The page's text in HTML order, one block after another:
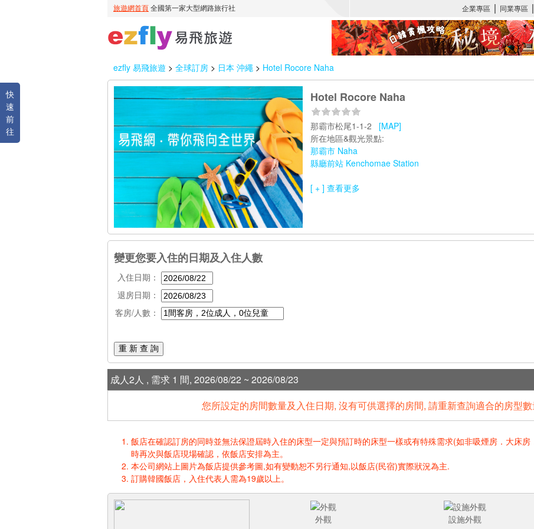
ezfly 易飛旅遊 > 全球訂房 > 日本 沖繩 > Hotel Rocore Naha
快
速
前
往
Hotel Rocore Naha
那霸市松尾1-1-2 [MAP]
所在地區&觀光景點:
那霸市 Naha
縣廳前站 Kenchomae Station
[ + ] 查看更多
變更您要入住的日期及入住人數
入住日期：
退房日期：
客房/人數：
重 新 查 詢
成人2人 , 需求 1 間, 2026/08/22 ~ 2026/08/23
您所設定的房間數量及入住日期, 沒有可供選擇的房間, 請重新查詢適合的房型
飯店在確認訂房的同時並無法保證屆時入住的床型一定與預訂時的床型一樣或有特殊需求(如非吸煙房．大床
時再次與飯店現場確認，依飯店安排為主。
本公司網站上圖片為飯店提供參考圖,如有變動恕不另行通知,以飯店(民宿)實際狀況為主.
訂購韓國飯店，入住代表人需為19歲以上。
外觀 設施外觀